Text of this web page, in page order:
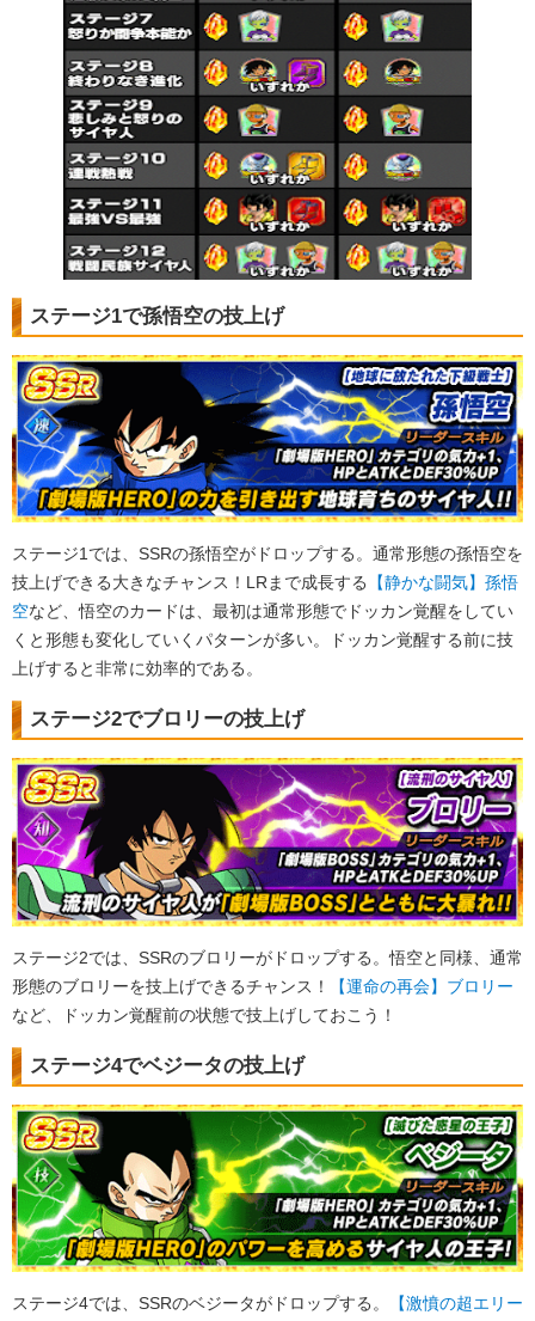
ステージ1で孫悟空の技上げ
ステージ1では、SSRの孫悟空がドロップする。通常形態の孫悟空を
技上げできる大きなチャンス！LRまで成長する
【静かな闘気】孫悟
空など、悟空のカードは、最初は通常形態でドッカン覚醒をしてい
くと形態も変化していくパターンが多い。ドッカン覚醒する前に技
上げすると非常に効率的である。
ステージ2でブロリーの技上げ
ステージ2では、SSRのブロリーがドロップする。悟空と同様、通常
形態のブロリーを技上げできるチャンス！
【運命の再会】ブロリー
など、ドッカン覚醒前の状態で技上げしておこう！
ステージ4でベジータの技上げ
ステージ4では、SSRのベジータがドロップする。
【激憤の超エリー